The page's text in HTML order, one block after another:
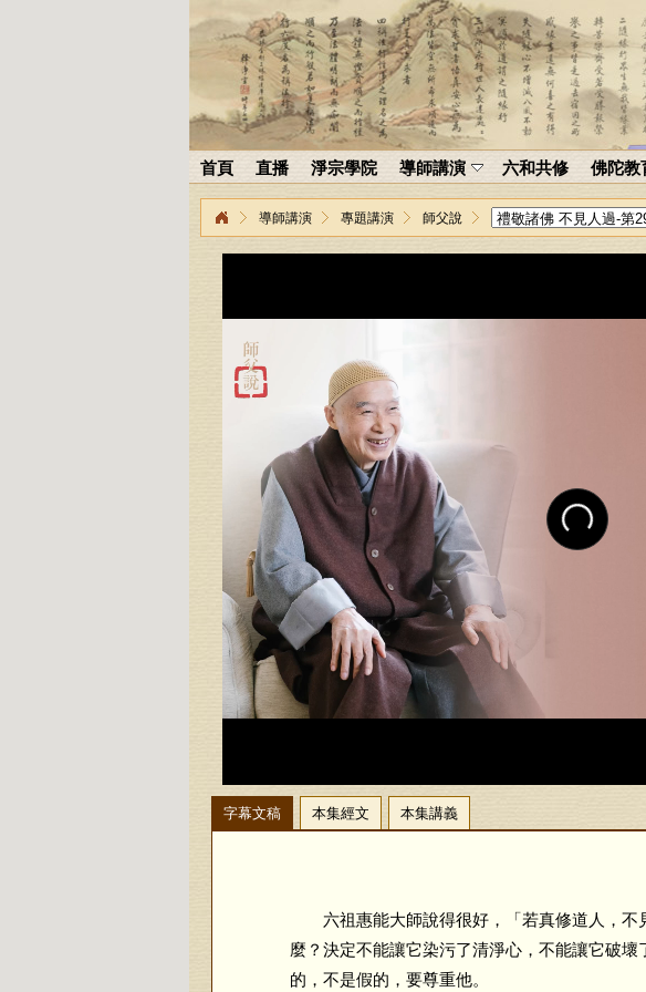
首頁 直播 淨宗學院 導師講演 六和共修 佛陀教
導師講演 專題講演 師父說
字幕文稿 本集經文 本集講義
六祖惠能大師說得很好，「若真修道人，不
麼？決定不能讓它染污了清淨心，不能讓它破
的，不是假的，要尊重他。